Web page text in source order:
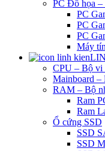
PC Đồ họa –
PC
PC
PC
Máy
CPU – Bộ
Mainboard –
RAM – Bộ
Ram
Ram
Ổ cứng SSD
SSD
SSD